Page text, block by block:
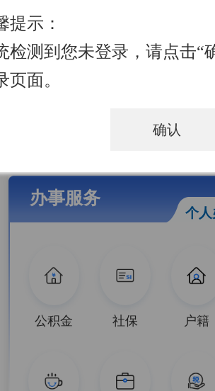
提示：
检测到您未登录，请点击“
页面。
确认
细查询
办事服务
个
公积金 社保 户籍